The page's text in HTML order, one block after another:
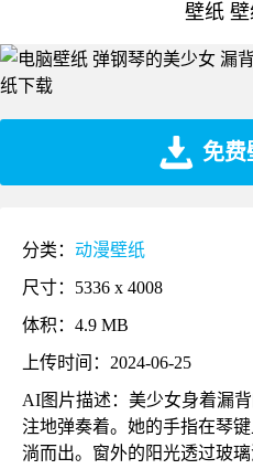
壁纸
免费
分类： 动漫壁纸
尺寸：5336 x 4008
体积：4.9 MB
上传时间：2024-06-25
AI图片描述：美少女身着漏
注地弹奏着。她的手指在琴
淌而出。窗外的阳光透过玻